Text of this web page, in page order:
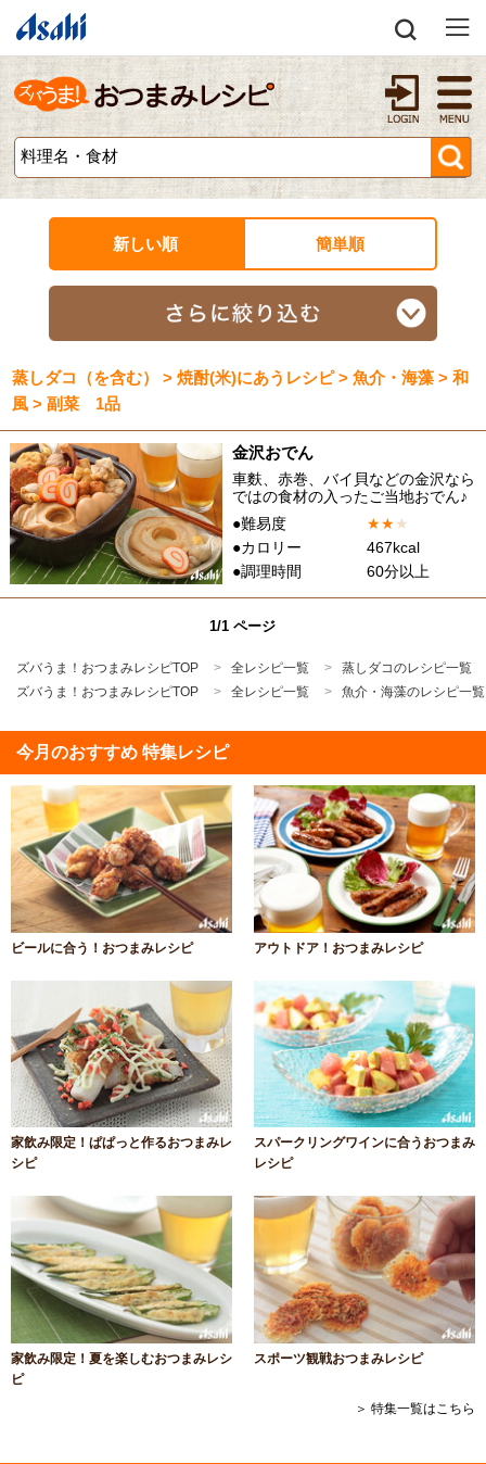
新しい順 簡単順
蒸しダコ（を含む） > 焼酎(米)にあうレシピ > 魚介・海藻 > 和
風 > 副菜 1品
金沢おでん
車麩、赤巻、バイ貝などの金沢なら
ではの食材の入ったご当地おでん♪
●難易度
★★★
●カロリー
467kcal
●調理時間
60分以上
1/1 ページ
ズバうま！おつまみレシピTOP 全レシピ一覧
蒸しダコのレシピ一覧
ズバうま！おつまみレシピTOP
全レシピ一覧 魚介・海藻のレシピ一覧
今月のおすすめ 特集レシピ
ビールに合う！おつまみレシピ アウトドア！おつまみレシピ
家飲み限定！ぱぱっと作るおつまみレ
シピ
スパークリングワインに合うおつまみ
レシピ
家飲み限定！夏を楽しむおつまみレシ
ピ
スポーツ観戦おつまみレシピ
＞ 特集一覧はこちら